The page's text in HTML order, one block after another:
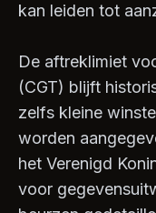
kan leiden tot
De aftreklimiet
(CGT) blijft
zelfs kleine
worden
het Verenigd
voor